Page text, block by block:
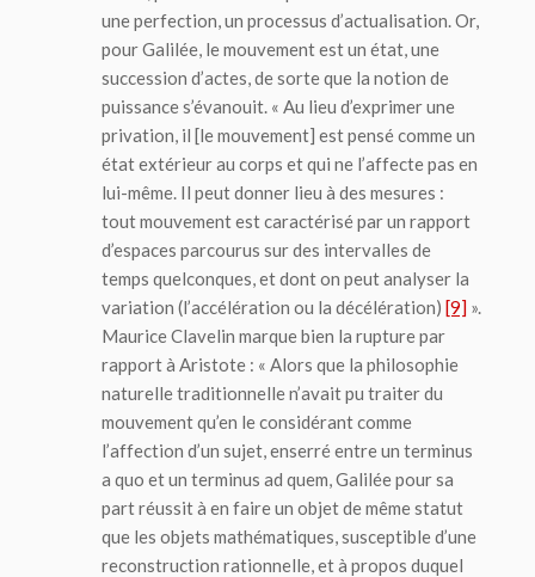
une perfection, un processus d’actualisation. Or,
pour Galilée, le mouvement est un état, une
succession d’actes, de sorte que la notion de
puissance s’évanouit. « Au lieu d’exprimer une
privation, il [le mouvement] est pensé comme un
état extérieur au corps et qui ne l’affecte pas en
lui-même. Il peut don­ner lieu à des mesures :
tout mou­vement est caractérisé par un rapport
d’espaces par­courus sur des intervalles de
temps quelconques, et dont on peut analyser la
variation (l’accélération ou la décélération) [9] ».
Maurice Clavelin marque bien la rupture par
rap­port à Aristote : « Alors que la philo­sophie
naturelle traditionnelle n’avait pu traiter du
mouvement qu’en le considérant comme
l’affection d’un sujet, enserré entre un terminus
a quo et un terminus ad quem , Galilée pour sa
part réussit à en faire un objet de même statut
que les objets mathéma­tiques, susceptible d’une
reconstruction rationnelle, et à propos duquel